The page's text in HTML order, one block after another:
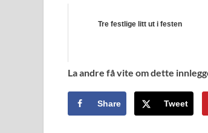
Tre festlige litt ut i festen
La andre få vite om dette
Share Tweet